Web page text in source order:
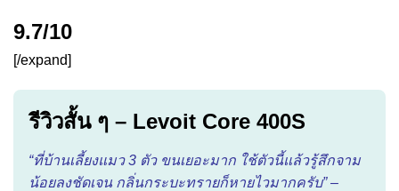
9.7/10
[/expand]
รีวิวสั้น ๆ – Levoit Core 400S
“ที่บ้านเลี้ยงแมว 3 ตัว ขนเยอะมาก ใช้ตัวนี้แล้วรู้สึกจาม
น้อยลงชัดเจน กลิ่นกระบะทรายก็หายไวมากครับ” –